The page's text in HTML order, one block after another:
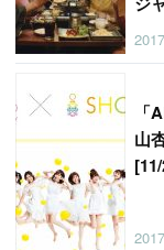
「
山